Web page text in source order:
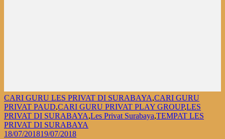
CARI GURU LES PRIVAT DI SURABAYA,CARI GURU
PRIVAT PAUD,CARI GURU PRIVAT PLAY GROUP,LES
PRIVAT DI SURABAYA,Les Privat Surabaya,TEMPAT LES
PRIVAT DI SURABAYA
18/07/201819/07/2018